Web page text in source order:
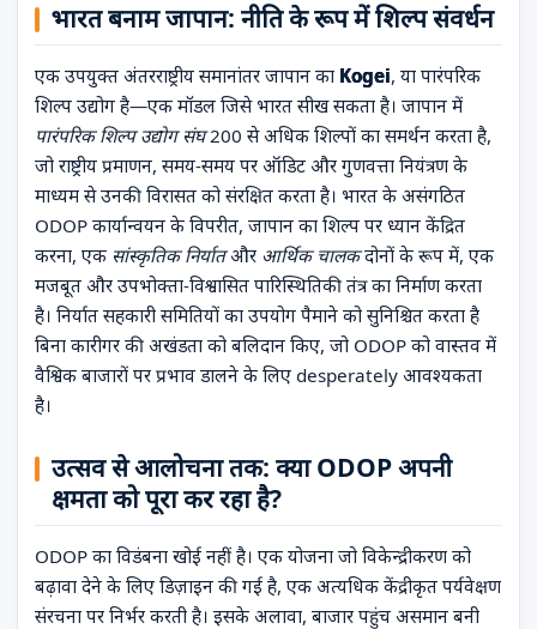
भारत बनाम जापान: नीति के रूप में शिल्प संवर्धन
एक उपयुक्त अंतरराष्ट्रीय समानांतर जापान का Kogei, या पारंपरिक
शिल्प उद्योग है—एक मॉडल जिसे भारत सीख सकता है। जापान में
पारंपरिक शिल्प उद्योग संघ200 से अधिक शिल्पों का समर्थन करता है,
जो राष्ट्रीय प्रमाणन, समय-समय पर ऑडिट और गुणवत्ता नियंत्रण के
माध्यम से उनकी विरासत को संरक्षित करता है। भारत के असंगठित
ODOP कार्यान्वयन के विपरीत, जापान का शिल्प पर ध्यान केंद्रित
करना, एक सांस्कृतिक निर्यातऔर आर्थिक चालकदोनों के रूप में, एक
मजबूत और उपभोक्ता-विश्वासित पारिस्थितिकी तंत्र का निर्माण करता
है। निर्यात सहकारी समितियों का उपयोग पैमाने को सुनिश्चित करता है
बिना कारीगर की अखंडता को बलिदान किए, जो ODOP को वास्तव में
वैश्विक बाजारों पर प्रभाव डालने के लिए desperately आवश्यकता
है।
उत्सव से आलोचना तक: क्या ODOP अपनी
क्षमता को पूरा कर रहा है?
ODOP का विडंबना खोई नहीं है। एक योजना जो विकेन्द्रीकरण को
बढ़ावा देने के लिए डिज़ाइन की गई है, एक अत्यधिक केंद्रीकृत पर्यवेक्षण
संरचना पर निर्भर करती है। इसके अलावा, बाजार पहुंच असमान बनी